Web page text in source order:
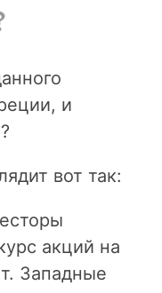
и
вот так:
акций на
Западные